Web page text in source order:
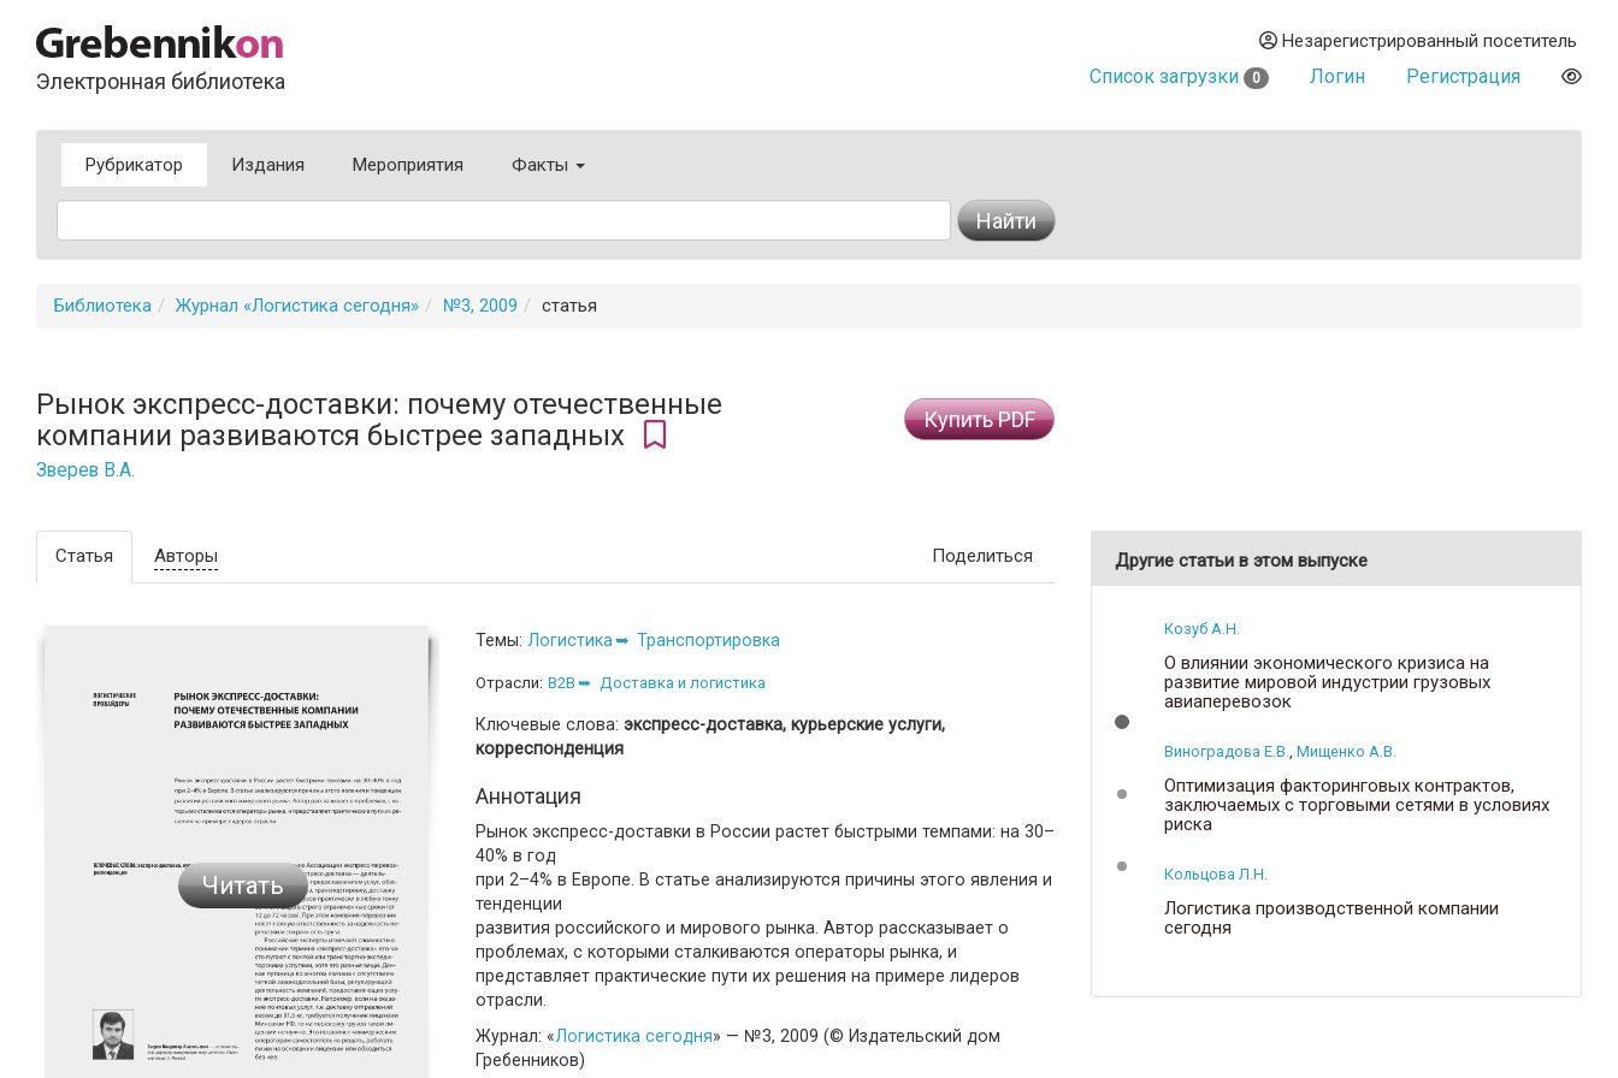
Электронная библиотека
Незарегистрированный посетитель
Список загрузки 0 Логин Регистрация
Рубрикатор Издания Мероприятия Факты
Найти
Библиотека Журнал «Логистика сегодня» №3, 2009 статья
Рынок экспресс-доставки: почему отечественные
компании развиваются быстрее западных
Зверев В.А.
Купить PDF
Статья Авторы Поделиться
Читать
Темы: Логистика Транспортировка
Отрасли: B2B Доставка и логистика
Ключевые слова: экспресс-доставка, курьерские услуги,
корреспонденция
Аннотация
Рынок экспресс-доставки в России растет быстрыми темпами: на 30–
40% в год
при 2–4% в Европе. В статье анализируются причины этого явления и
тенденции
развития российского и мирового рынка. Автор рассказывает о
проблемах, с которыми сталкиваются операторы рынка, и
представляет практические пути их решения на примере лидеров
отрасли.
Журнал: «Логистика сегодня» — №3, 2009 (© Издательский дом
Гребенников)
Другие статьи в этом выпуске
Козуб А.Н.
О влиянии экономического кризиса на
развитие мировой индустрии грузовых
авиаперевозок
Виноградова Е.В., Мищенко А.В.
Оптимизация факторинговых контрактов,
заключаемых c торговыми сетями в условиях
риска
Кольцова Л.Н.
Логистика производственной компании
сегодня